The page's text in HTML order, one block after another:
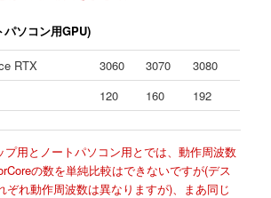
ソコン用GPU)
RTX 3060 3070
3080
120 160 192
用とノートパソコン用とでは、動作周波数
の数を単純比較はできないですが(デス
ぞれ動作周波数は異なりますが)、まあ同じ